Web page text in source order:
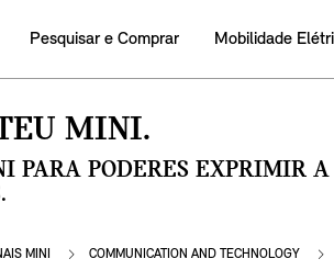
Pesquisar e Comprar Mobilidade
MINI.
PARA PODERES EXPRIMIR
MINI COMMUNICATION AND TECHNOLOGY